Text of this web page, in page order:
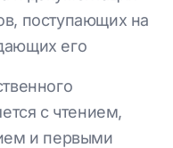
поступающих на
его
с чтением,
и первыми